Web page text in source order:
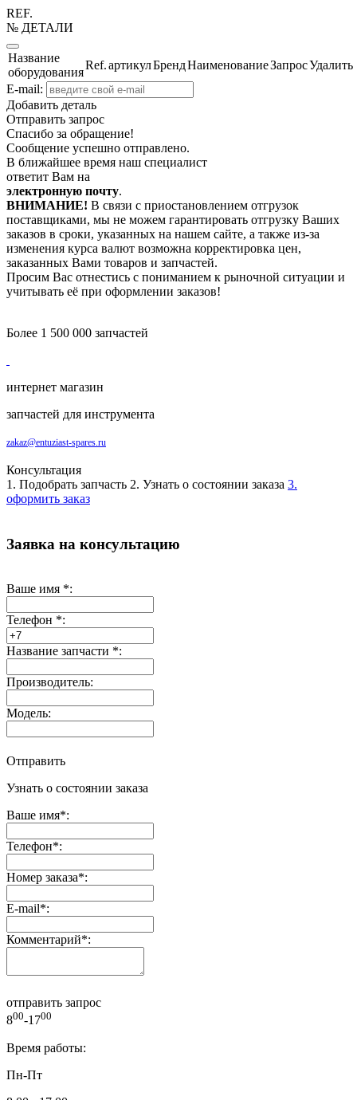
REF.
№ ДЕТАЛИ
Название
оборудования
Ref.артикулБрендНаименованиеЗапросУдалить
E-mail:
Добавить деталь
Отправить запрос
Спасибо за обращение!
Сообщение успешно отправлено.
В ближайшее время наш специалист
ответит Вам на
электронную почту.
ВНИМАНИЕ! В связи с приостановлением отгрузок
поставщиками, мы не можем гарантировать отгрузку Ваших
заказов в сроки, указанных на нашем сайте, а также из-за
изменения курса валют возможна корректировка цен,
заказанных Вами товаров и запчастей.
Просим Вас отнестись с пониманием к рыночной ситуации и
учитывать её при оформлении заказов!
Более 1 500 000 запчастей
интернет магазин
запчастей для инструмента
zakaz@entuziast-spares.ru
Консультация
1. Подобрать запчасть 2. Узнать о состоянии заказа 3.
оформить заказ
Заявка на консультацию
Ваше имя *:
Телефон *:
Название запчасти *:
Производитель:
Модель:
Отправить
Узнать о состоянии заказа
Ваше имя*:
Телефон*:
Номер заказа*:
E-mail*:
Комментарий*:
отправить запрос
800-1700
Время работы:
Пн-Пт